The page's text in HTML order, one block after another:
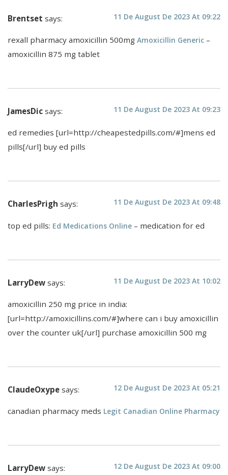
Brentset says: 11 De August De 2023 At 09:22
rexall pharmacy amoxicillin 500mg Amoxicillin Generic –
amoxicillin 875 mg tablet
JamesDic says: 11 De August De 2023 At 09:23
ed remedies [url=http://cheapestedpills.com/#]mens ed
pills[/url] buy ed pills
CharlesPrigh says: 11 De August De 2023 At 09:48
top ed pills: Ed Medications Online – medication for ed
LarryDew says: 11 De August De 2023 At 10:02
amoxicillin 250 mg price in india:
[url=http://amoxicillins.com/#]where can i buy amoxicillin
over the counter uk[/url] purchase amoxicillin 500 mg
ClaudeOxype says: 12 De August De 2023 At 05:21
canadian pharmacy meds Legit Canadian Online Pharmacy
LarryDew says: 12 De August De 2023 At 09:00